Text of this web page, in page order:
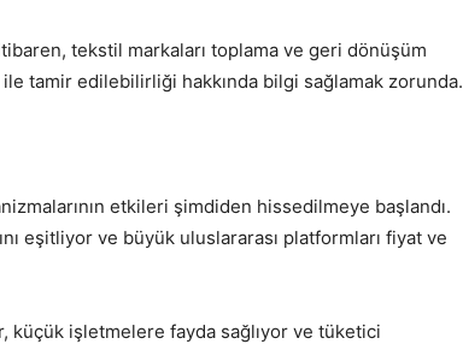
tekstil markaları toplama ve geri dönüşüm
tamir edilebilirliği hakkında bilgi sağlamak zorunda.
etkileri şimdiden hissedilmeye başlandı.
eşitliyor ve büyük uluslararası platformları fiyat ve
küçük işletmelere fayda sağlıyor ve tüketici